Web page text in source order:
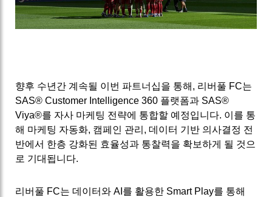
향후 수년간 계속될 이번 파트너십을 통해, 리버풀 FC는
SAS® Customer Intelligence 360 플랫폼과 SAS®
Viya®를 자사 마케팅 전략에 통합할 예정입니다. 이를 통
해 마케팅 자동화, 캠페인 관리, 데이터 기반 의사결정 전
반에서 한층 강화된 효율성과 통찰력을 확보하게 될 것으
로 기대됩니다.
리버풀 FC는 데이터와 AI를 활용한 Smart Play를 통해